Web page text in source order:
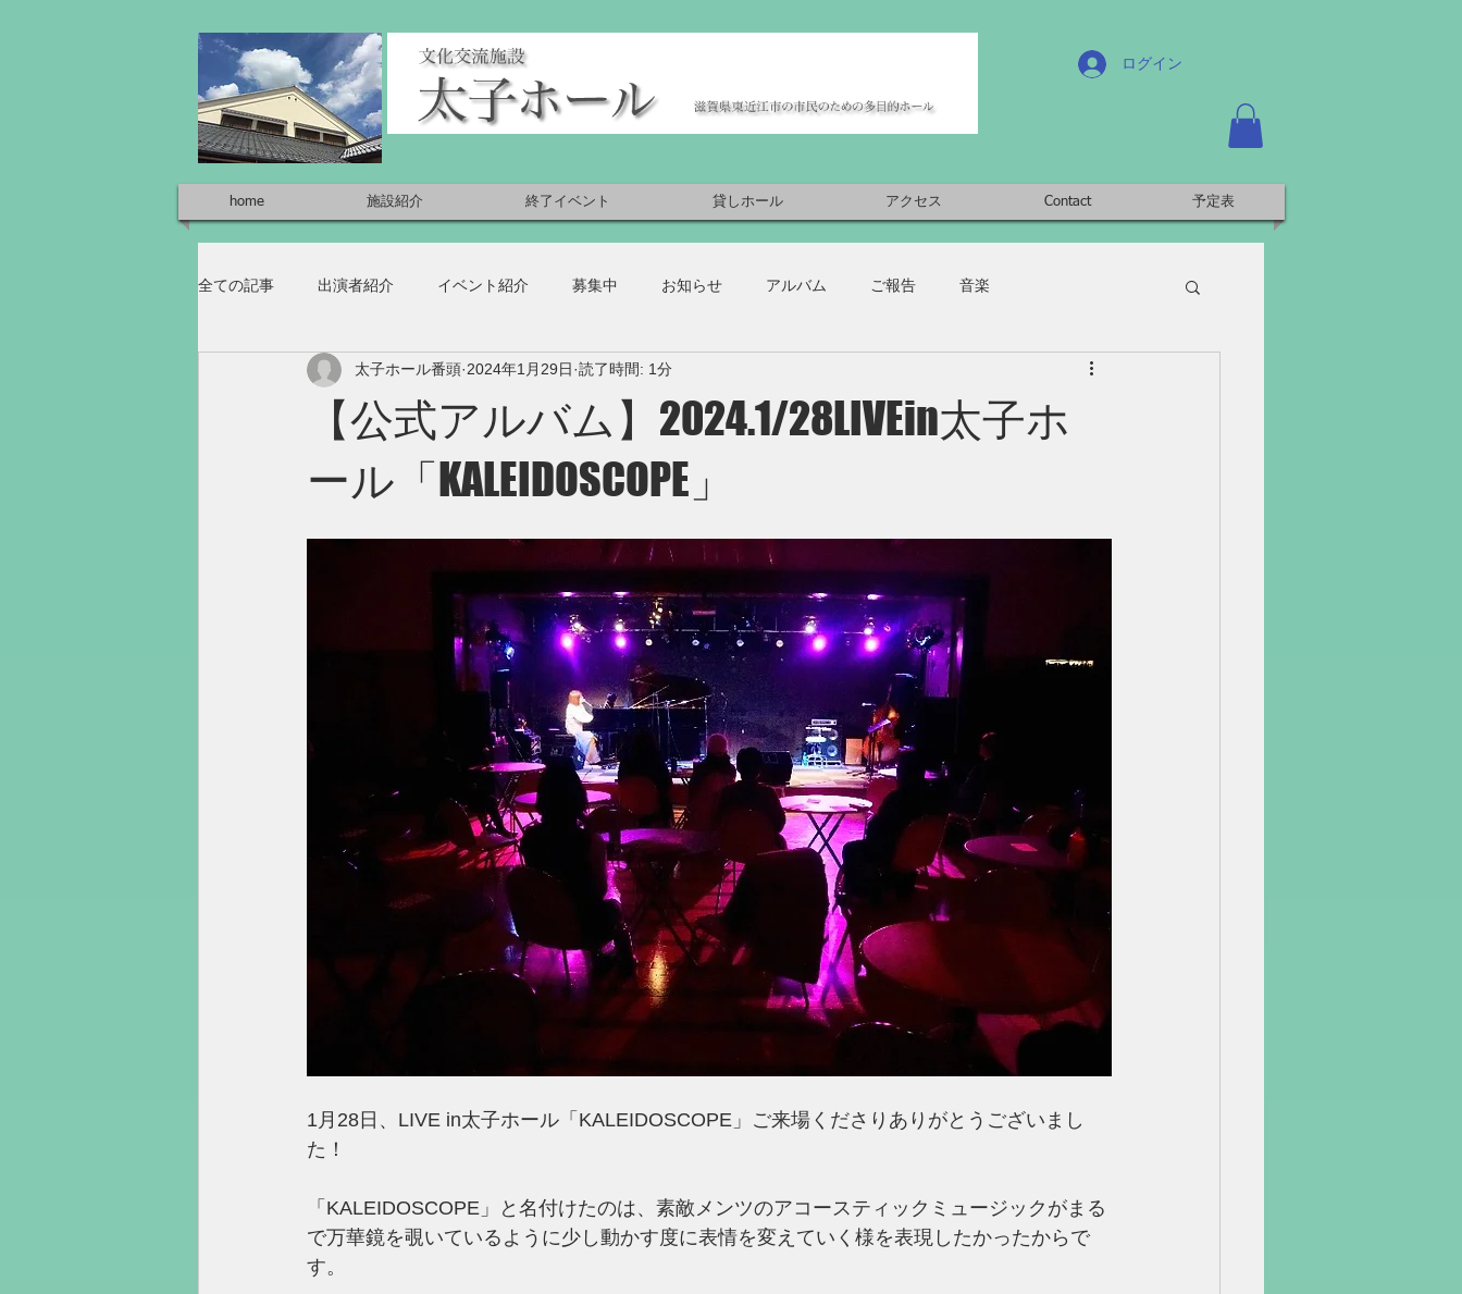
ログイン
home 施設紹介 終了イベント 貸しホール アクセス Contact 予定表
全ての記事 出演者紹介 イベント紹介 募集中 お知らせ アルバム ご報告 音楽
【公式アルバム】2024.1/28LIVEin太子ホ
ール「KALEIDOSCOPE」
太子ホール番頭 2024年1月29日 読了時間: 1分
1月28日、LIVE in太子ホール「KALEIDOSCOPE」ご来場くださりありがとうございまし
た！
「KALEIDOSCOPE」と名付けたのは、素敵メンツのアコースティックミュージックがまる
で万華鏡を覗いているように少し動かす度に表情を変えていく様を表現したかったからで
す。